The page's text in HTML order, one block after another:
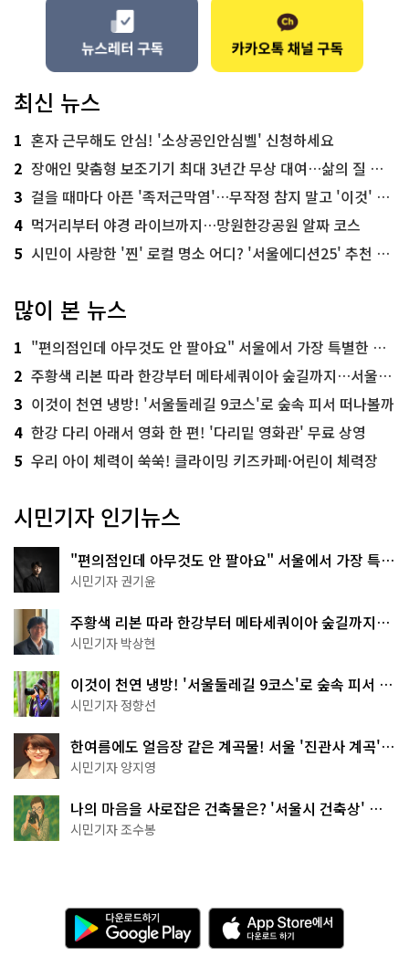
최신 뉴스
1 혼자 근무해도 안심! '소상공인안심벨' 신청하세요
2 장애인 맞춤형 보조기기 최대 3년간 무상 대여…삶의 질 높인다
3 걸을 때마다 아픈 '족저근막염'…무작정 참지 말고 '이것' 해보세요!
4 먹거리부터 야경 라이브까지…망원한강공원 알짜 코스
5 시민이 사랑한 '찐' 로컬 명소 어디? '서울에디션25' 추천 코스
많이 본 뉴스
1 "편의점인데 아무것도 안 팔아요" 서울에서 가장 특별한 편의점의 정체
2 주황색 리본 따라 한강부터 메타세쿼이아 숲길까지…서울둘레길 15코스
3 이것이 천연 냉방! '서울둘레길 9코스'로 숲속 피서 떠나볼까
4 한강 다리 아래서 영화 한 편! '다리밑 영화관' 무료 상영
5 우리 아이 체력이 쑥쑥! 클라이밍 키즈카페·어린이 체력장
시민기자 인기뉴스
"편의점인데 아무것도 안 팔아요" 서울에서 가장 특별
한 편의점의 정체
시민기자 권기윤
주황색 리본 따라 한강부터 메타세쿼이아 숲길까지…
서울둘레길 15코스
시민기자 박상현
이것이 천연 냉방! '서울둘레길 9코스'로 숲속 피서 떠
나볼까
시민기자 정향선
한여름에도 얼음장 같은 계곡물! 서울 '진관사 계곡'이
천국이네~
시민기자 양지영
나의 마음을 사로잡은 건축물은? '서울시 건축상' 수
상작 공개!
시민기자 조수봉
다
운
로
A
p
p